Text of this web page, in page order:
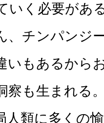
いく必要があ
、チンパンジ
いもあるから
察も生まれる
人類に多くの